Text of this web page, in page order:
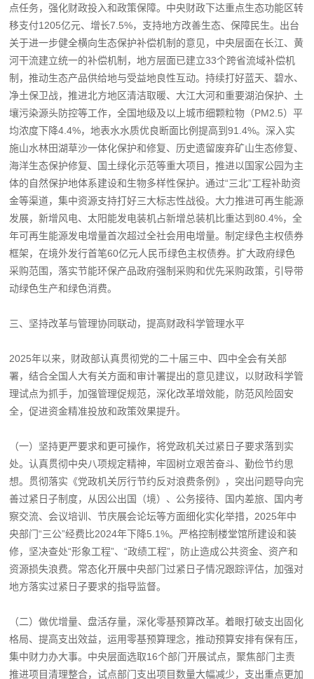
点任务，强化财政投入和政策保障。中央财政下达重点生态功能区转
移支付1205亿元、增长7.5%，支持地方改善生态、保障民生。出台
关于进一步健全横向生态保护补偿机制的意见，中央层面在长江、黄
河干流建立统一的补偿机制，地方层面已建立33个跨省流域补偿机
制，推动生态产品供给地与受益地良性互动。持续打好蓝天、碧水、
净土保卫战，推进北方地区清洁取暖、大江大河和重要湖泊保护、土
壤污染源头防控等工作，全国地级及以上城市细颗粒物（PM2.5）平
均浓度下降4.4%，地表水水质优良断面比例提高到91.4%。深入实
施山水林田湖草沙一体化保护和修复、历史遗留废弃矿山生态修复、
海洋生态保护修复、国土绿化示范等重大项目，推进以国家公园为主
体的自然保护地体系建设和生物多样性保护。通过“三北”工程补助资
金等渠道，集中资源支持打好三大标志性战役。大力推进可再生能源
发展，新增风电、太阳能发电装机占新增总装机比重达到80.4%，全
年可再生能源发电增量首次超过全社会用电增量。制定绿色主权债券
框架，在境外发行首笔60亿元人民币绿色主权债券。扩大政府绿色
采购范围，落实节能环保产品政府强制采购和优先采购政策，引导带
动绿色生产和绿色消费。
三、坚持改革与管理协同联动，提高财政科学管理水平
2025年以来，财政部认真贯彻党的二十届三中、四中全会有关部
署，结合全国人大有关方面和审计署提出的意见建议，以财政科学管
理试点为抓手，加强管理促规范，深化改革增效能，防范风险固安
全，促进资金精准投放和政策效果提升。
（一）坚持更严要求和更可操作，将党政机关过紧日子要求落到实
处。认真贯彻中央八项规定精神，牢固树立艰苦奋斗、勤俭节约思
想。贯彻落实《党政机关厉行节约反对浪费条例》，突出问题导向完
善过紧日子制度，从因公出国（境）、公务接待、国内差旅、国内考
察交流、会议培训、节庆展会论坛等方面细化实化举措，2025年中
央部门“三公”经费比2024年下降5.1%。严格控制楼堂馆所建设和装
修，坚决查处“形象工程”、“政绩工程”，防止造成公共资金、资产和
资源损失浪费。常态化开展中央部门过紧日子情况跟踪评估，加强对
地方落实过紧日子要求的指导监督。
（二）做优增量、盘活存量，深化零基预算改革。着眼打破支出固化
格局、提高支出效益，运用零基预算理念，推动预算安排有保有压，
集中财力办大事。中央层面选取16个部门开展试点，聚焦部门主责
推进项目清理整合，试点部门支出项目数量大幅减少，支出重点更加